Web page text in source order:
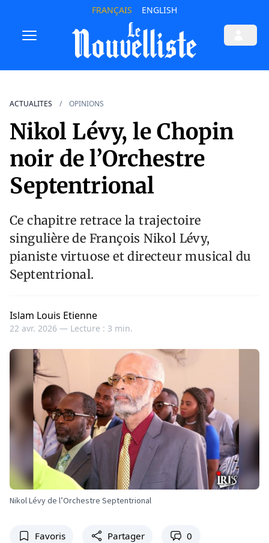
FRANÇAIS ENGLISH
ACTUALITES OPINIONS
Nikol Lévy, le Chopin
noir de l’Orchestre
Septentrional
Ce chapitre retrace la trajectoire
singulière de François Nikol Lévy,
pianiste virtuose et directeur musical du
Septentrional.
Islam Louis Etienne
22 avr. 2026 — Lecture : 3 min.
Nikol Lévy de l’Orchestre Septentrional
Favoris Partager 0